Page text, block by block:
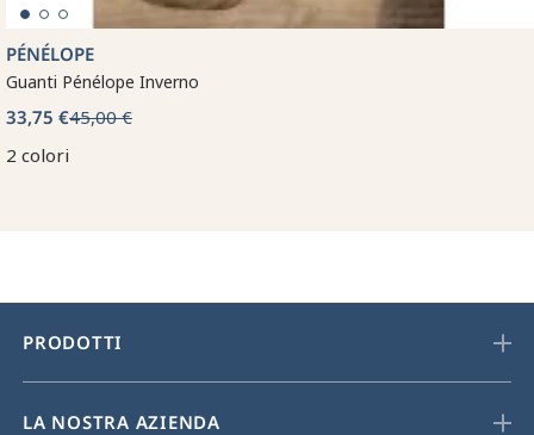
PÉNÉLOPE
Guanti Pénélope Inverno
33,75 €45,00 €
2 colori
PRODOTTI
LA NOSTRA AZIENDA